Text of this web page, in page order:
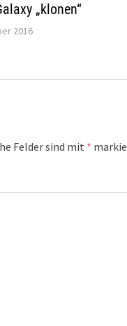
„klonen“
2016
Felder sind mit *